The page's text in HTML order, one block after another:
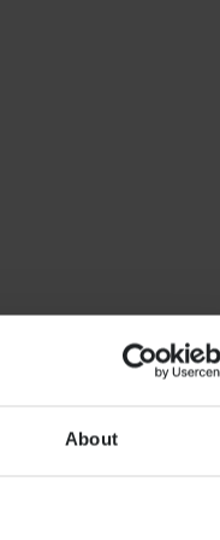
About